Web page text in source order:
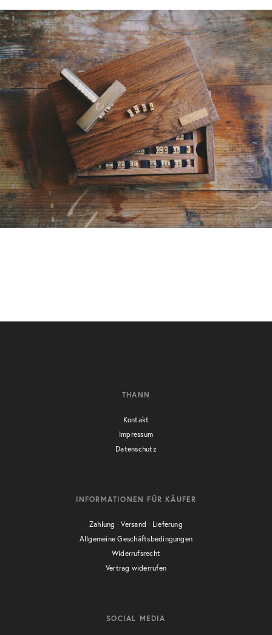
THANN
Kontakt
Impressum
Datenschutz
INFORMATIONEN FÜR KÄUFER
Zahlung · Versand · Lieferung
Allgemeine Geschäftsbedingungen
Widerrufsrecht
Vertrag widerrufen
SOCIAL MEDIA